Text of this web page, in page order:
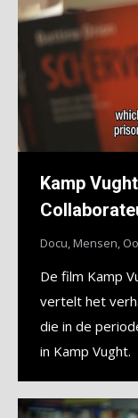
Kamp
Docu Mensen
De film Kamp
vertelt het
die in de
in Kamp Vught.